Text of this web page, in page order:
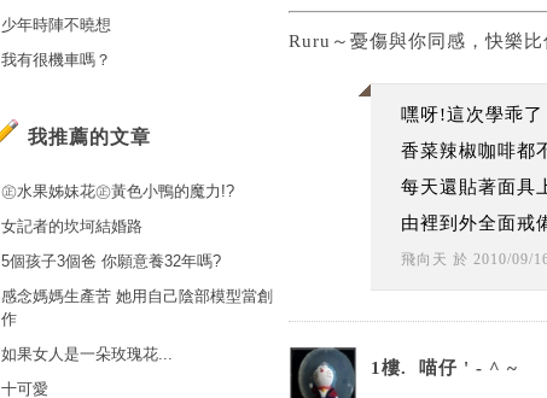
Ruru～憂傷與你同感，快樂
嘿呀!這次學乖了
香菜辣椒咖啡都
每天還貼著面具
由裡到外全面戒
飛向天 於 2010/09/
1樓. 喵仔 ' - ^ ~
少年時陣不曉想
我有很機車嗎？
我推薦的文章
㊣水果姊妹花㊣黃色小鴨的魔力!?
女記者的坎坷結婚路
5個孩子3個爸 你願意養32年嗎?
感念媽媽生產苦 她用自己陰部模型當創
作
如果女人是一朵玫瑰花...
十可愛